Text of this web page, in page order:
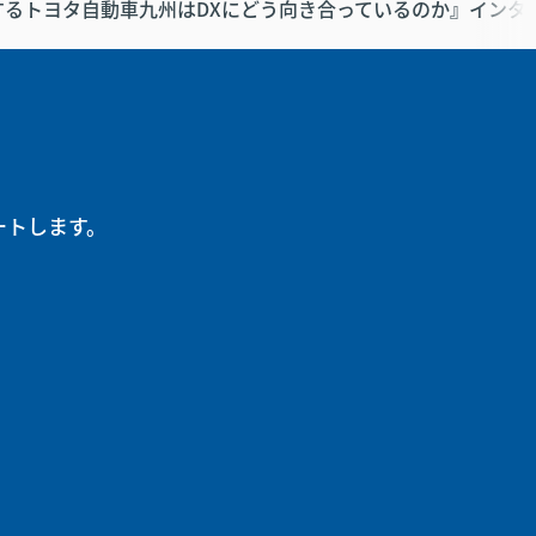
トヨタ自動車九州はDXにどう向き合っているのか』イン
します。